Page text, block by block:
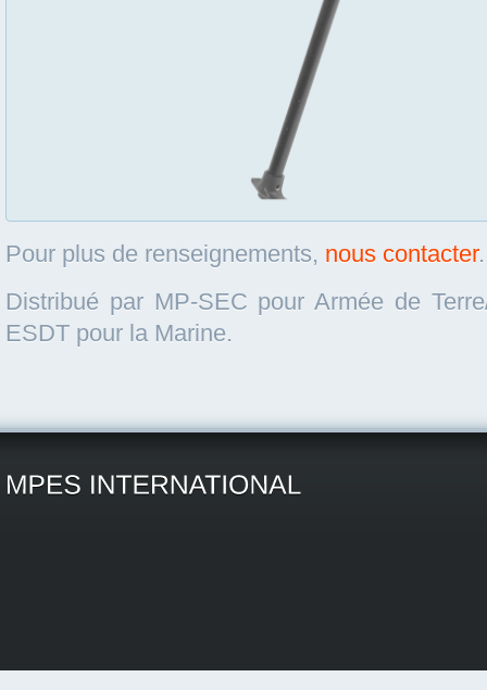
Pour plus de renseignements, nous contacter.
Distribué par MP-SEC pour Armée de
ESDT pour la Marine.